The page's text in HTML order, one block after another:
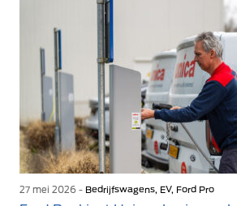
27 mei 2026 - Bedrijfswagens, EV, Ford Pro